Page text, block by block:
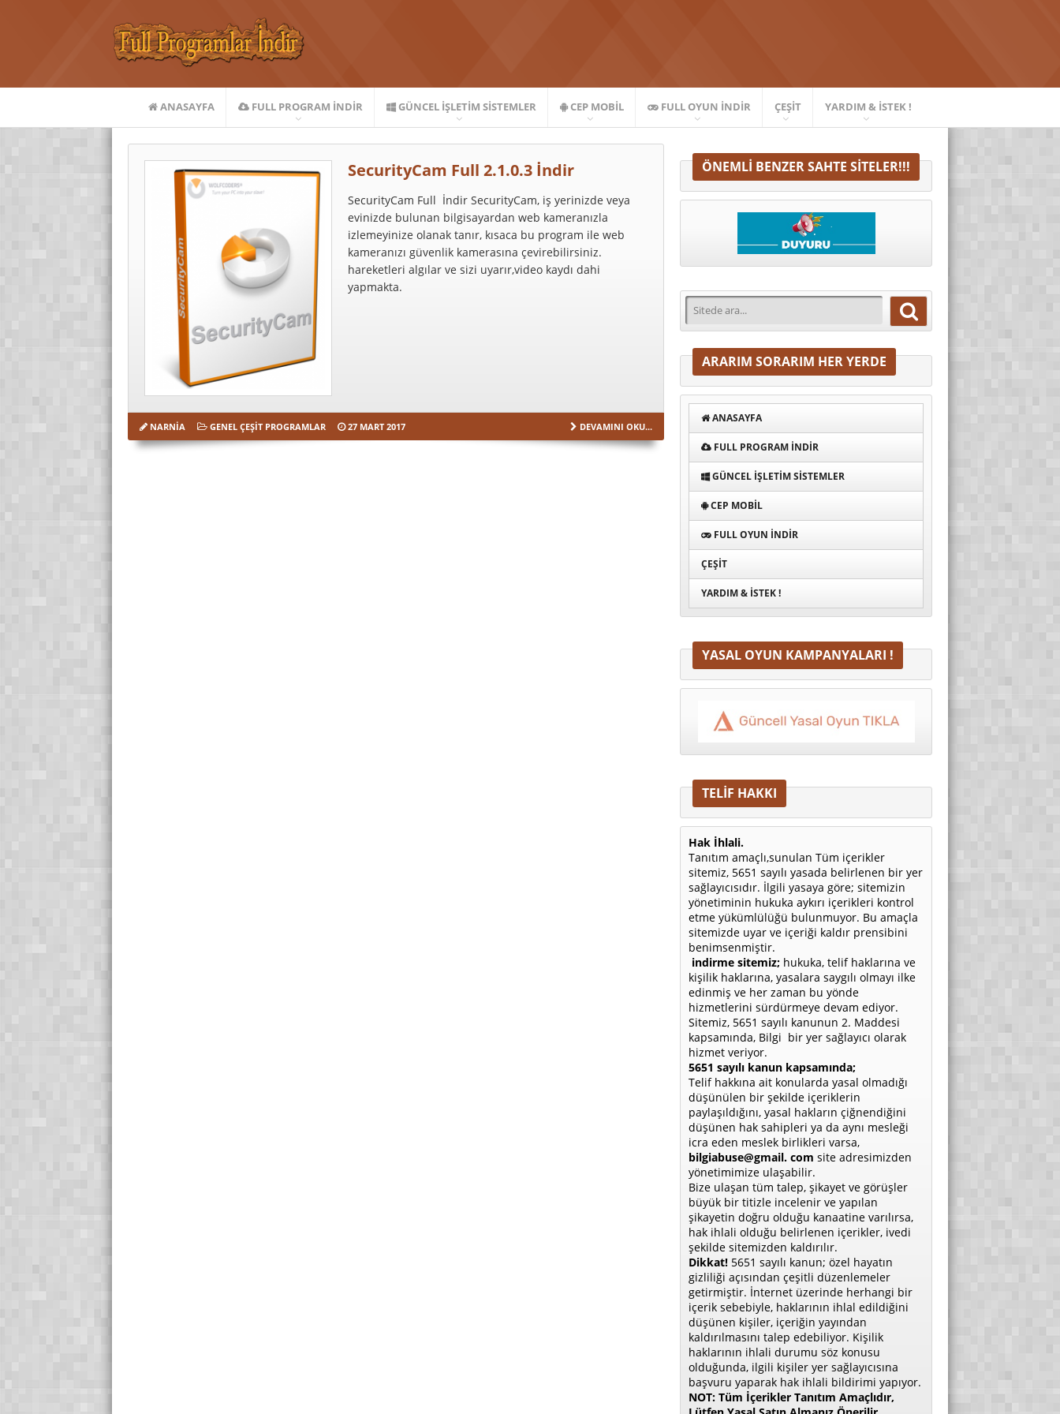
ANASAYFA FULL PROGRAM INDIR GÜNCEL İŞLETIM SISTEMLER CEP MOBIL FULL OYUN İNDIR ÇEŞIT YARDIM & İSTEK !
SecurityCam Full 2.1.0.3 İndir
SecurityCam Full İndir SecurityCam, iş yerinizde veya
evinizde bulunan bilgisayardan web kameranızla
izlemeyinize olanak tanır, kısaca bu program ile web
kameranızı güvenlik kamerasına çevirebilirsiniz.
hareketleri algılar ve sizi uyarır,video kaydı dahi
yapmakta.
NARNIA GENEL ÇEŞIT PROGRAMLAR 27 MART 2017 DEVAMINI OKU...
ÖNEMLI BENZER SAHTE SITELER!!!
ARARIM SORARIM HER YERDE
ANASAYFA
FULL PROGRAM INDIR
GÜNCEL İŞLETIM SISTEMLER
CEP MOBIL
FULL OYUN İNDIR
ÇEŞIT
YARDIM & İSTEK !
YASAL OYUN KAMPANYALARI !
TELİF HAKKI
Hak İhlali.
Tanıtım amaçlı,sunulan Tüm içerikler
sitemiz, 5651 sayılı yasada belirlenen bir yer
sağlayıcısıdır. İlgili yasaya göre; sitemizin
yönetiminin hukuka aykırı içerikleri kontrol
etme yükümlülüğü bulunmuyor. Bu amaçla
sitemizde uyar ve içeriği kaldır prensibini
benimsenmiştir.
indirme sitemiz; hukuka, telif haklarına ve
kişilik haklarına, yasalara saygılı olmayı ilke
edinmiş ve her zaman bu yönde
hizmetlerini sürdürmeye devam ediyor.
Sitemiz, 5651 sayılı kanunun 2. Maddesi
kapsamında, Bilgi bir yer sağlayıcı olarak
hizmet veriyor.
5651 sayılı kanun kapsamında;
Telif hakkına ait konularda yasal olmadığı
düşünülen bir şekilde içeriklerin
paylaşıldığını, yasal hakların çiğnendiğini
düşünen hak sahipleri ya da aynı mesleği
icra eden meslek birlikleri varsa,
bilgiabuse@gmail. com site adresimizden
yönetimimize ulaşabilir.
Bize ulaşan tüm talep, şikayet ve görüşler
büyük bir titizle incelenir ve yapılan
şikayetin doğru olduğu kanaatine varılırsa,
hak ihlali olduğu belirlenen içerikler, ivedi
şekilde sitemizden kaldırılır.
Dikkat! 5651 sayılı kanun; özel hayatın
gizliliği açısından çeşitli düzenlemeler
getirmiştir. İnternet üzerinde herhangi bir
içerik sebebiyle, haklarının ihlal edildiğini
düşünen kişiler, içeriğin yayından
kaldırılmasını talep edebiliyor. Kişilik
haklarının ihlali durumu söz konusu
olduğunda, ilgili kişiler yer sağlayıcısına
başvuru yaparak hak ihlali bildirimi yapıyor.
NOT: Tüm İçerikler Tanıtım Amaçlıdır,